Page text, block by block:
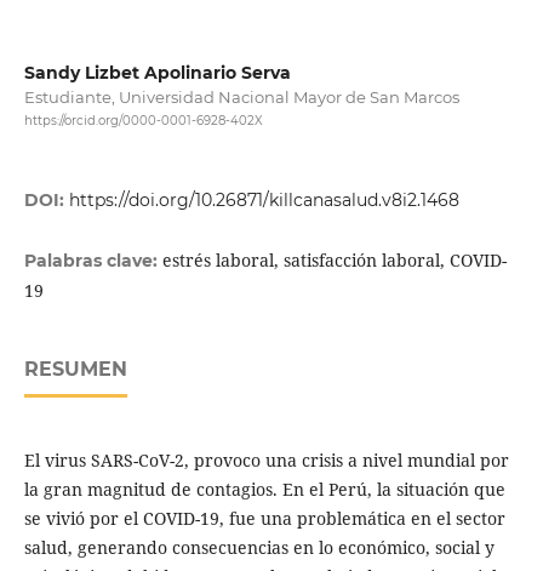
Sandy Lizbet Apolinario Serva
Estudiante, Universidad Nacional Mayor de San Marcos
https://orcid.org/0000-0001-6928-402X
DOI: https://doi.org/10.26871/killcanasalud.v8i2.1468
Palabras clave: estrés laboral, satisfacción laboral, COVID-
19
RESUMEN
El virus SARS-CoV-2, provoco una crisis a nivel mundial por
la gran magnitud de contagios. En el Perú, la situación que
se vivió por el COVID-19, fue una problemática en el sector
salud, generando consecuencias en lo económico, social y